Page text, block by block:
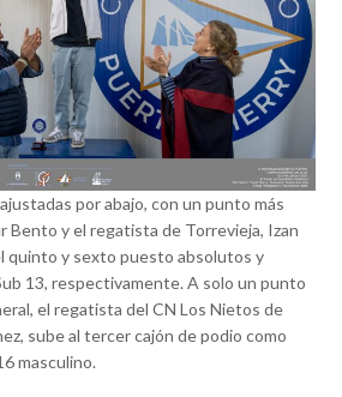
por abajo, con un punto más
Bento y el regatista de Torrevieja, Izan
quinto y sexto puesto absolutos y
13, respectivamente. A solo un punto
el regatista del CN Los Nietos de
sube al tercer cajón de podio como
masculino.